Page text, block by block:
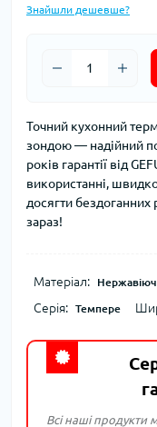
Знайшли дешевше?
Точний кухонний
зондою — надійний
років гарантії від
використанні,
досягти бездоганних
зараз!
Матеріал:
Серія: Темпере
Всі наші продукти